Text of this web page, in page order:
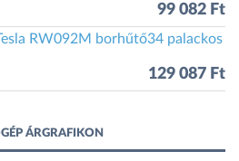
99 082 Ft
RW092M borhűtő34 palackos
129 087 Ft
ÁRGRAFIKON